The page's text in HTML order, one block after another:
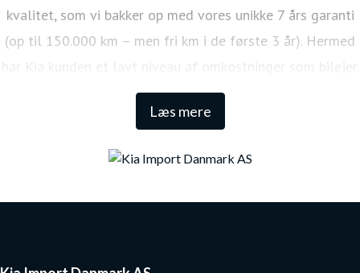
Læs mere
kvalitet, som vi bakker op med vores unikke 7 års garanti
(op til 150.000 km – men fri km i de første 3 år). Hermed
har Kia kunden et lavt niveau af omkostninger som bilejer.
Den lange garanti sikrer samtidig én af de højeste
restværdier i markedet.